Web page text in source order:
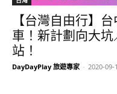
【台灣自由行】
車！新計劃向大
站！
DayDayPlay 旅遊專家 - 2020-09-